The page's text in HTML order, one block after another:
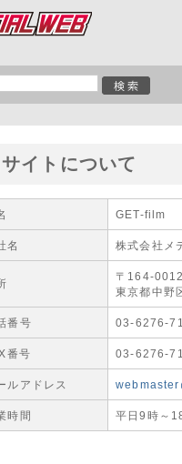
イトについて
GET-film
名 株式会社メ
〒164-
東京都中野
番号 03-6276-
番号 03-6276-
ルアドレス
時間 平日9時～